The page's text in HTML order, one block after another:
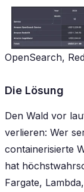
OpenSearch,
Die Lösung
Den Wald vor
verlieren: Wer
containerisierte
hat
Fargate,